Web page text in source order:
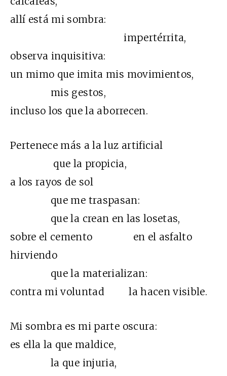
allí está mi sombra:
impertérrita,
observa inquisitiva:
un mimo que imita mis movimientos,
mis gestos,
incluso los que la aborrecen.
Pertenece más a la luz artificial
que la propicia,
a los rayos de sol
que me traspasan:
que la crean en las losetas,
sobre el cemento en el asfalto
hirviendo
que la materializan:
contra mi voluntad la hacen visible.
Mi sombra es mi parte oscura:
es ella la que maldice,
la que injuria,